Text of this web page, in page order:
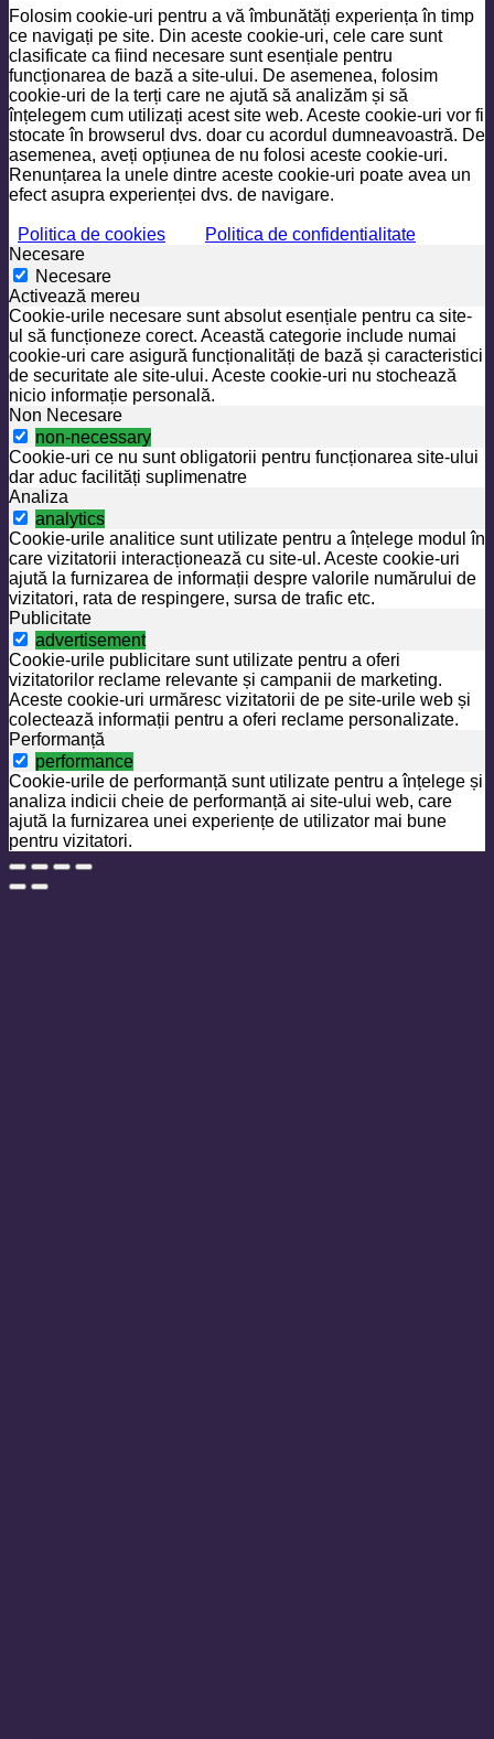
Folosim cookie-uri pentru a vă îmbunătăți experiența în timp
ce navigați pe site. Din aceste cookie-uri, cele care sunt
clasificate ca fiind necesare sunt esențiale pentru
funcționarea de bază a site-ului. De asemenea, folosim
cookie-uri de la terți care ne ajută să analizăm și să
înțelegem cum utilizați acest site web. Aceste cookie-uri vor fi
stocate în browserul dvs. doar cu acordul dumneavoastră. De
asemenea, aveți opțiunea de nu folosi aceste cookie-uri.
Renunțarea la unele dintre aceste cookie-uri poate avea un
efect asupra experienței dvs. de navigare.
Politica de cookies
Politica de confidentialitate
Necesare
Necesare
Activează mereu
Cookie-urile necesare sunt absolut esențiale pentru ca site-
ul să funcționeze corect. Această categorie include numai
cookie-uri care asigură funcționalități de bază și caracteristici
de securitate ale site-ului. Aceste cookie-uri nu stochează
nicio informație personală.
Non Necesare
non-necessary
Cookie-uri ce nu sunt obligatorii pentru funcționarea site-ului
dar aduc facilități suplimenatre
Analiza
analytics
Cookie-urile analitice sunt utilizate pentru a înțelege modul în
care vizitatorii interacționează cu site-ul. Aceste cookie-uri
ajută la furnizarea de informații despre valorile numărului de
vizitatori, rata de respingere, sursa de trafic etc.
Publicitate
advertisement
Cookie-urile publicitare sunt utilizate pentru a oferi
vizitatorilor reclame relevante și campanii de marketing.
Aceste cookie-uri urmăresc vizitatorii de pe site-urile web și
colectează informații pentru a oferi reclame personalizate.
Performanță
performance
Cookie-urile de performanță sunt utilizate pentru a înțelege și
analiza indicii cheie de performanță ai site-ului web, care
ajută la furnizarea unei experiențe de utilizator mai bune
pentru vizitatori.